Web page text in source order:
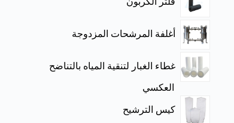
أغلفة المرشحات المزدوجة
غطاء الغبار لتنقية المياه بالتناضح
العكسي
كيس الترشيح